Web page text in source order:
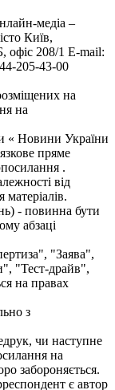
медіа –
Київ,
208/1 E-mail:
205-43-00
на
на
« Новини України
пряме
.
від
- повинна бути
абзаці
"Заява",
"Тест-драйв",
на правах
з
чи наступне
на
забороняється.
є автор